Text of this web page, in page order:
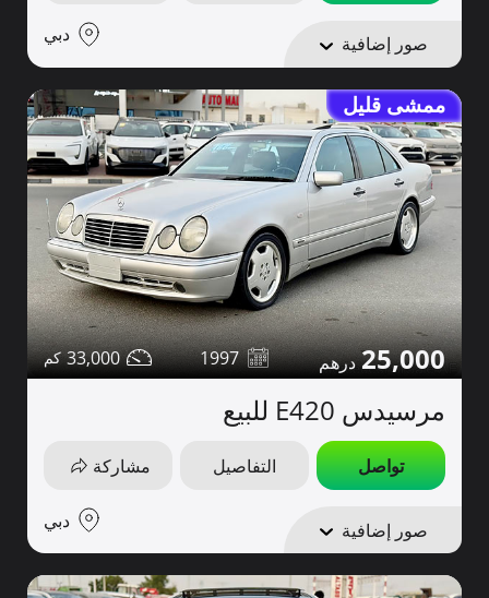
صور إضافية دبي
ممشى قليل
25,000
1997
33,000
مرسيدس E420 للبيع
تواصل التفاصيل مشاركة
صور إضافية دبي